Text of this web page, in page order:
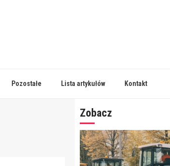
Pozostałe Lista artykułów Kontakt
Zobacz